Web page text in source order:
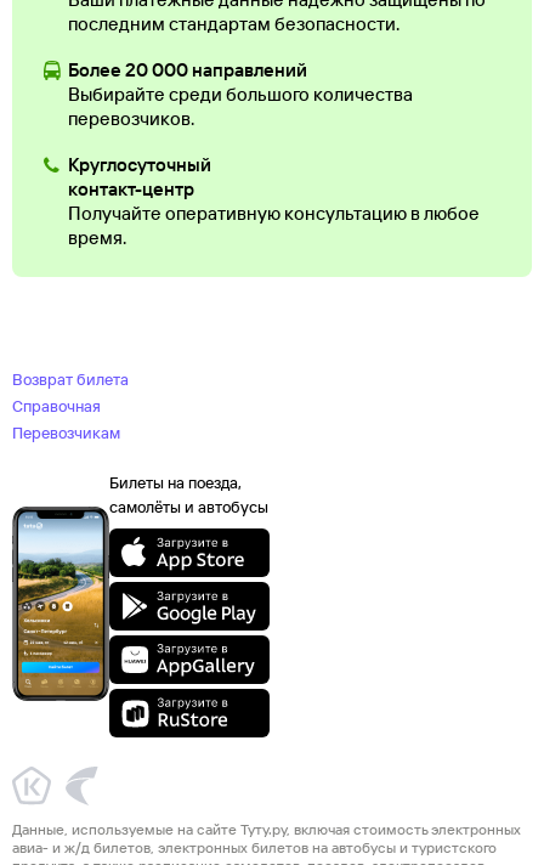
последним стандартам безопасности.
Более 20 000 направлений
Выбирайте среди большого количества
перевозчиков.
Круглосуточный
контакт-центр
Получайте оперативную консультацию в любое
время.
Возврат билета
Справочная
Перевозчикам
Билеты на поезда,
самолёты и автобусы
Данные, используемые на сайте Туту.ру, включая стоимость электронных
авиа- и ж/д билетов, электронных билетов на автобусы и туристского